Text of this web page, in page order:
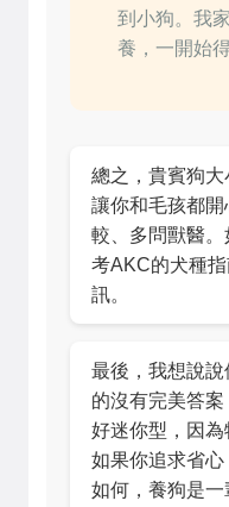
到小狗。我
養，一開始
總之，貴賓狗
讓你和毛孩都
較、多問獸醫
考AKC的犬種
訊。
最後，我想說
的沒有完美答
好迷你型，因
如果你追求省
如何，養狗是